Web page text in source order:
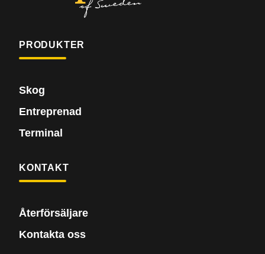
PRODUKTER
Skog
Entreprenad
Terminal
KONTAKT
Återförsäljare
Kontakta oss